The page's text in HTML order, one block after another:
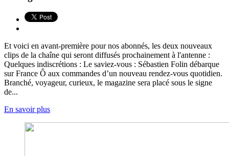
Et voici en avant-première pour nos abonnés, les deux nouveaux
clips de la chaîne qui seront diffusés prochainement à l'antenne :
Quelques indiscrétions : Le saviez-vous : Sébastien Folin débarque
sur France Ô aux commandes d’un nouveau rendez-vous quotidien.
Branché, voyageur, curieux, le magazine sera placé sous le signe
de...
En savoir plus